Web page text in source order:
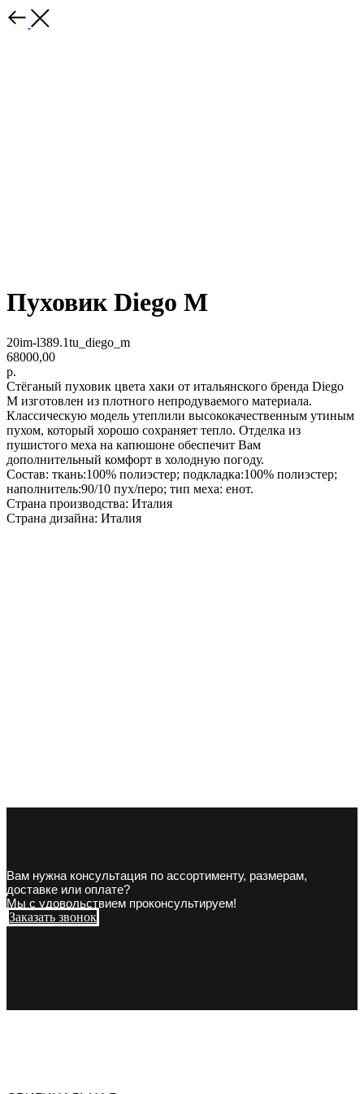
Пуховик Diego M
20im-l389.1tu_diego_m
68000,00
р.
Стёганый пуховик цвета хаки от итальянского бренда Diego
M изготовлен из плотного непродуваемого материала.
Классическую модель утеплили высококачественным утиным
пухом, который хорошо сохраняет тепло. Отделка из
пушистого меха на капюшоне обеспечит Вам
дополнительный комфорт в холодную погоду.
Состав: ткань:100% полиэстер; подкладка:100% полиэстер;
наполнитель:90/10 пух/перо; тип меха: енот.
Страна производства: Италия
Страна дизайна: Италия
Вам нужна консультация по ассортименту, размерам,
доставке или оплате?
Мы с удовольствием проконсультируем!
Заказать звонок